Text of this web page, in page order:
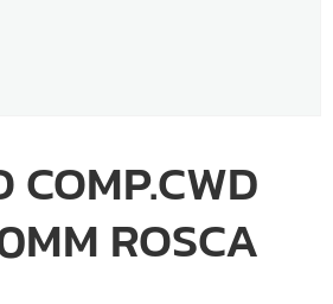
COMP.CWD
ROSCA